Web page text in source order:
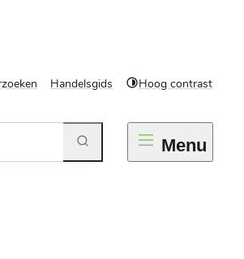
Handelsgids Hoog contrast
Menu